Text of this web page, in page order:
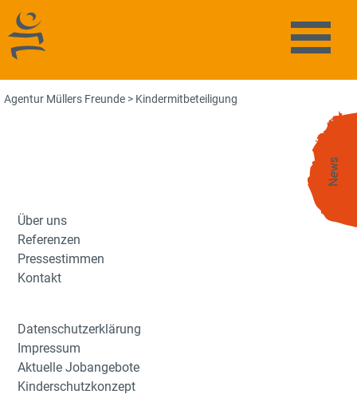
Agentur Müllers Freunde
News
Agentur Müllers Freunde > Kindermitbeteiligung
Über uns
Referenzen
Pressestimmen
Kontakt
Datenschutzerklärung
Impressum
Aktuelle Jobangebote
Kinderschutzkonzept